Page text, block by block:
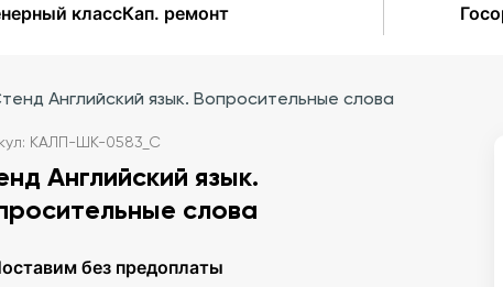
классКап. ремонт
Английский язык. Вопросительные слова
КАЛП-ШК-0583_С
Английский язык.
слова
без предоплаты